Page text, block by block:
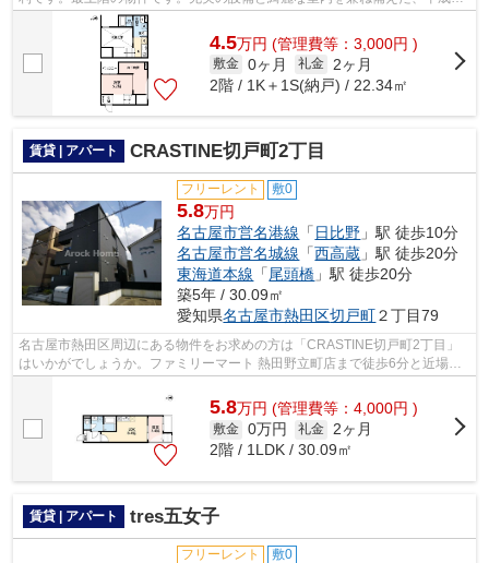
年築の物件です。好評の駅近物件で...
4.5万円 (管理費等：3,000円 )
敷金 0ヶ月 礼金
2ヶ月
2階 / 1K＋1S(納戸) / 22.34㎡
賃貸 | アパート CRASTINE切戸町2丁目
フリーレント 敷0
5.8万円
名古屋市営名港線 「 日比野 」駅 徒歩10分
名古屋市営名城線 「西高蔵 」駅 徒歩20分
東海道本線 「尾頭橋 」駅 徒歩20分
築5年 / 30.09㎡
愛知県名古屋市熱田区切戸町２丁目79
名古屋市熱田区周辺にある物件をお求めの方は「CRASTINE切戸町2丁目」
はいかがでしょうか。ファミリーマート 熱田野立町店まで徒歩6分と近場に
5.8万円 (管理費等：4,000円 )
敷金 0万円 礼金 2ヶ月
2階 / 1LDK / 30.09㎡
賃貸 | アパート tres五女子
フリーレント 敷0